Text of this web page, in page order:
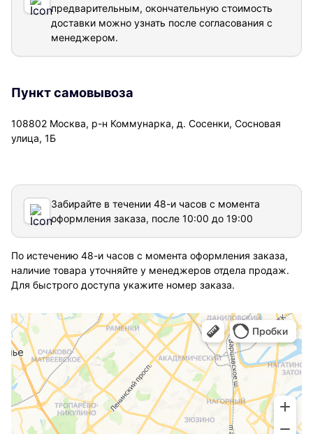
предварительным, окончательную стоимость
доставки можно узнать после согласования с
менеджером.
Пункт самовывоза
108802 Москва, р-н Коммунарка, д. Сосенки, Сосновая
улица, 1Б
Забирайте в течении 48-и часов с момента
оформления заказа, после 10:00 до 19:00
По истечению 48-и часов с момента оформления заказа,
наличие товара уточняйте у менеджеров отдела продаж.
Для быстрого доступа укажите номер заказа.